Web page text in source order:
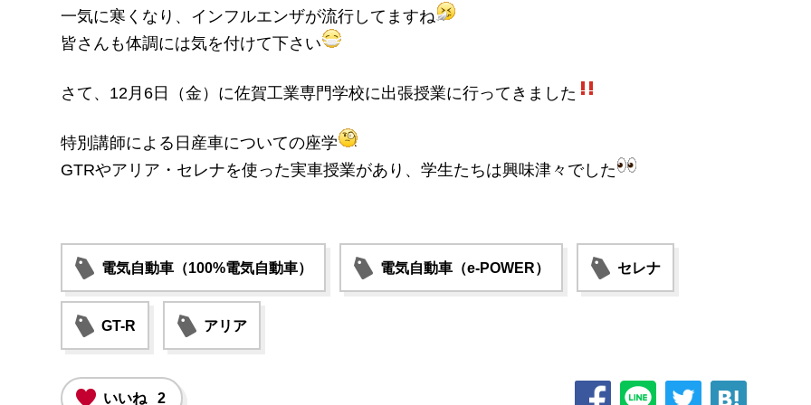
一気に寒くなり、インフルエンザが流行してますね
皆さんも体調には気を付けて下さい
さて、12月6日（金）に佐賀工業専門学校に出張授業に行ってきました
特別講師による日産車についての座学
GTRやアリア・セレナを使った実車授業があり、学生たちは興味津々でした
電気自動車（100%電気自動車） 電気自動車（e-POWER） セレナ
GT-R アリア
いいね 2